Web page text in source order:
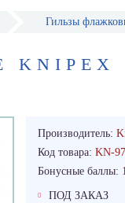
Гильзы
Производитель:
Код товара: KN-
Бонусные баллы:
ПОД ЗАКАЗ